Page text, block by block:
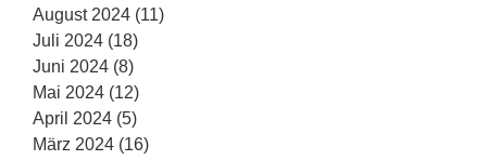
August 2024 (11)
Juli 2024 (18)
Juni 2024 (8)
Mai 2024 (12)
April 2024 (5)
März 2024 (16)